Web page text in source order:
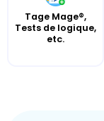
Tage Mage®,
Tests de logique,
etc.